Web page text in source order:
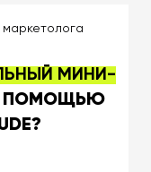
МИНИ-
ПОМОЩЬЮ